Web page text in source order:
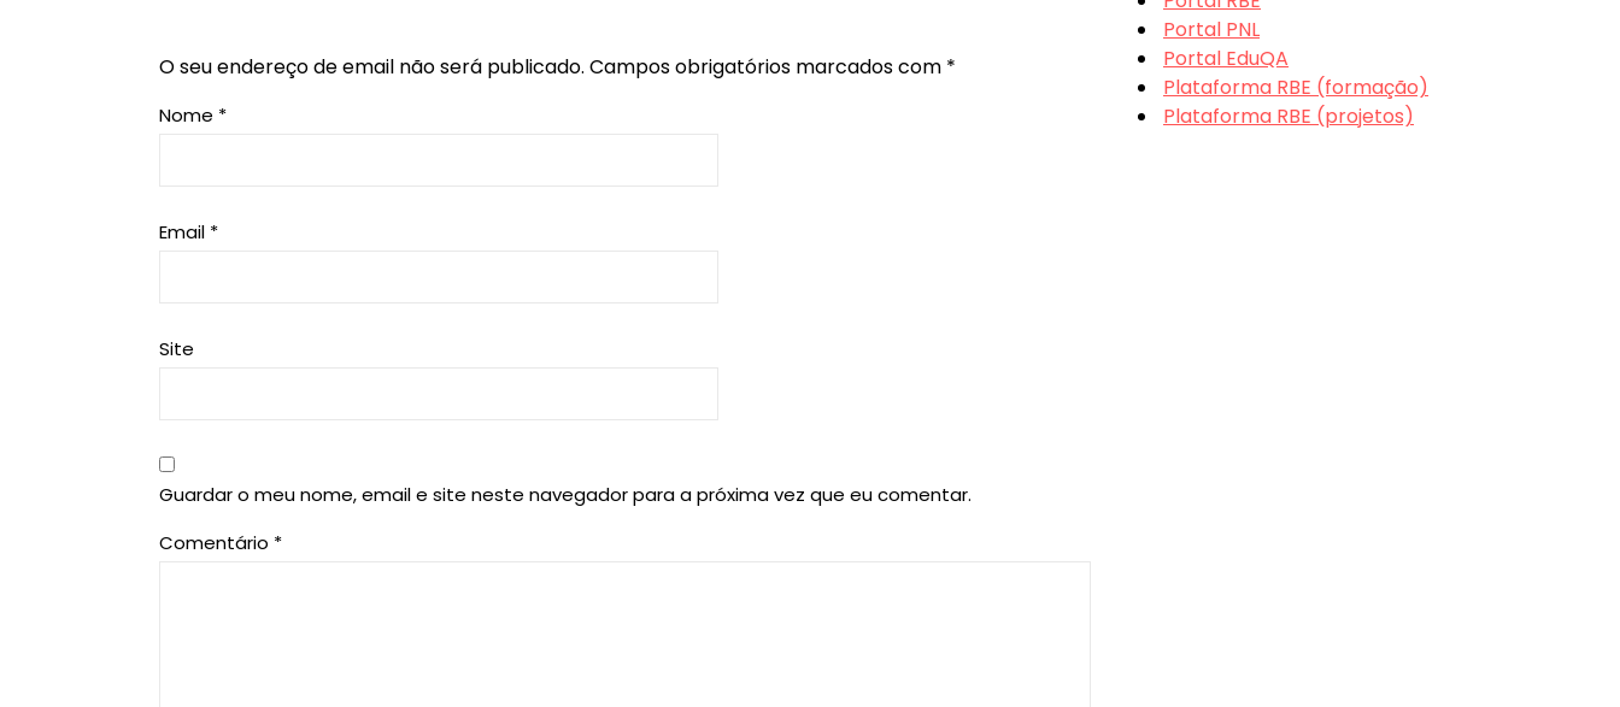
O seu endereço de email não será publicado. Campos obrigatórios marcados com *
Nome *
Email *
Site
Guardar o meu nome, email e site neste navegador para a próxima vez que eu comentar.
Comentário *
Portal PNL
Portal EduQA
Plataforma RBE (formação)
Plataforma RBE (projetos)